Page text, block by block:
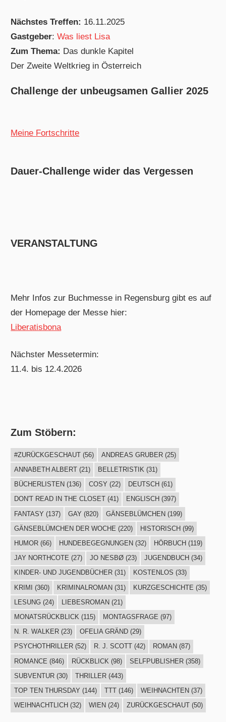
Nächstes Treffen: 16.11.2025
Gastgeber:Was liest Lisa
Zum Thema: Das dunkle Kapitel
Der Zweite Weltkrieg in Österreich
Challenge der unbeugsamen Gallier 2025
Meine Fortschritte
Dauer-Challenge wider das Vergessen
VERANSTALTUNG
Mehr Infos zur Buchmesse in Regensburg gibt es auf
der Homepage der Messe hier:
Liberatisbona
Nächster Messetermin:
11.4. bis 12.4.2026
Zum Stöbern:
#ZURÜCKGESCHAUT(56) ANDREAS GRUBER(25)
ANNABETH ALBERT(21) BELLETRISTIK(31)
BÜCHERLISTEN (136) COSY (22) DEUTSCH (61)
DON'T READ IN THE CLOSET(41) ENGLISCH (397)
FANTASY (137) GAY (820) GÄNSEBLÜMCHEN(199)
GÄNSEBLÜMCHEN DER WOCHE (220) HISTORISCH (99)
HUMOR(66) HUNDEBEGEGNUNGEN (32) HÖRBUCH (119)
JAY NORTHCOTE (27) JO NESBØ(23) JUGENDBUCH (34)
KINDER- UND JUGENDBÜCHER(31) KOSTENLOS (33)
KRIMI (360) KRIMINALROMAN(31) KURZGESCHICHTE (35)
LESUNG(24) LIEBESROMAN (21)
MONATSRÜCKBLICK (115) MONTAGSFRAGE (97)
N. R. WALKER(23) OFELIA GRÄND(29)
PSYCHOTHRILLER(52) R. J. SCOTT(42) ROMAN (87)
ROMANCE (846) RÜCKBLICK (98) SELFPUBLISHER(358)
SUBVENTUR(30) THRILLER(443)
TOP TEN THURSDAY (144) TTT(146) WEIHNACHTEN (37)
WEIHNACHTLICH (32) WIEN (24) ZURÜCKGESCHAUT(50)